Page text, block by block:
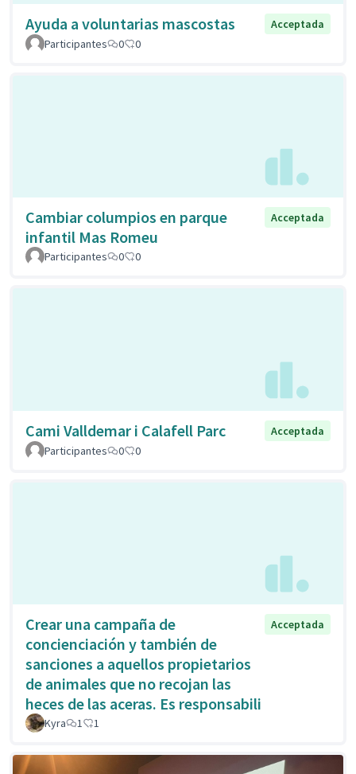
Ayuda a voluntarias mascostas
Acceptada
Participantes
0 0
Cambiar columpios en parque
infantil Mas Romeu
Acceptada
Participantes 0 0
Cami Valldemar i Calafell Parc
Acceptada
Participantes
0 0
Crear una campaña de
concienciación y también de
sanciones a aquellos propietarios
de animales que no recojan las
heces de las aceras. Es responsabili
Acceptada
Kyra 1 1